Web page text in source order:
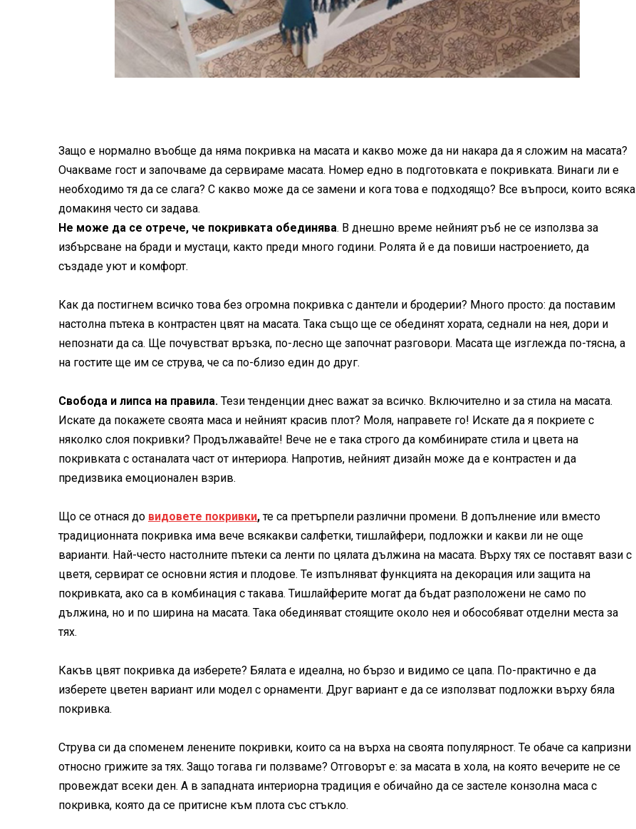
Защо е нормално въобще да няма покривка на масата и какво може да ни накара да я сложим на масата?
Очакваме гост и започваме да сервираме масата. Номер едно в подготовката е покривката. Винаги ли е
необходимо тя да се слага? С какво може да се замени и кога това е подходящо? Все въпроси, които всяка
домакиня често си задава.
Не може да се отрече, че покривката обединява. В днешно време нейният ръб не се използва за
избърсване на бради и мустаци, както преди много години. Ролята й е да повиши настроението, да
създаде уют и комфорт.
Как да постигнем всичко това без огромна покривка с дантели и бродерии? Много просто: да поставим
настолна пътека в контрастен цвят на масата. Така също ще се обединят хората, седнали на нея, дори и
непознати да са. Ще почувстват връзка, по-лесно ще започнат разговори. Масата ще изглежда по-тясна, а
на гостите ще им се струва, че са по-близо един до друг.
Свобода и липса на правила. Тези тенденции днес важат за всичко. Включително и за стила на масата.
Искате да покажете своята маса и нейният красив плот? Моля, направете го! Искате да я покриете с
няколко слоя покривки? Продължавайте! Вече не е така строго да комбинирате стила и цвета на
покривката с останалата част от интериора. Напротив, нейният дизайн може да е контрастен и да
предизвика емоционален взрив.
Що се отнася до видовете покривки,те са претърпели различни промени. В допълнение или вместо
традиционната покривка има вече всякакви салфетки, тишлайфери, подложки и какви ли не още
варианти. Най-често настолните пътеки са ленти по цялата дължина на масата. Върху тях се поставят вази с
цветя, сервират се основни ястия и плодове. Те изпълняват функцията на декорация или защита на
покривката, ако са в комбинация с такава. Тишлайферите могат да бъдат разположени не само по
дължина, но и по ширина на масата. Така обединяват стоящите около нея и обособяват отделни места за
тях.
Какъв цвят покривка да изберете? Бялата е идеална, но бързо и видимо се цапа. По-практично е да
изберете цветен вариант или модел с орнаменти. Друг вариант е да се използват подложки върху бяла
покривка.
Струва си да споменем ленените покривки, които са на върха на своята популярност. Те обаче са капризни
относно грижите за тях. Защо тогава ги ползваме? Отговорът е: за масата в хола, на която вечерите не се
провеждат всеки ден. А в западната интериорна традиция е обичайно да се застеле конзолна маса с
покривка, която да се притисне към плота със стъкло.